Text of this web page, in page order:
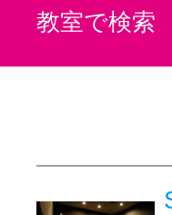
教室で検索